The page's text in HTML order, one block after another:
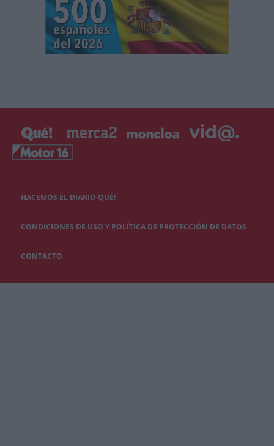
HACEMOS EL DIARIO QUÉ!
CONDICIONES DE USO Y POLÍTICA DE PROTECCIÓN DE DATOS
CONTACTO